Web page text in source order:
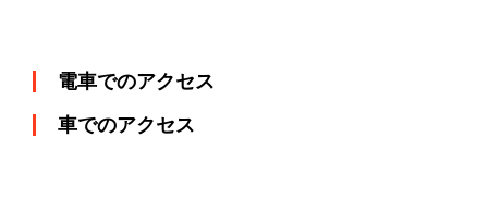
電車でのアクセス
車でのアクセス